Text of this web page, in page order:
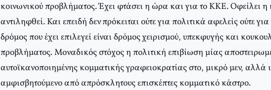
κοινωνικού προβλήματος. Έχει φτάσει η ώρα και για το ΚΚΕ. Οφείλει η
αντιληφθεί. Και επειδή δεν πρόκειται ούτε για πολιτικά αφελείς ούτε
δρόμος που έχει επιλεγεί είναι δρόμος χειρισμού, υπεκφυγής και
προβλήματος. Μοναδικός στόχος η πολιτική επιβίωση μίας
αυτοϊκανοποιημένης κομματικής γραφειοκρατίας στο, μικρό μεν, αλλά
αμφισβητούμενο από απρόσκλητους επισκέπτες κομματικό κάστρο.